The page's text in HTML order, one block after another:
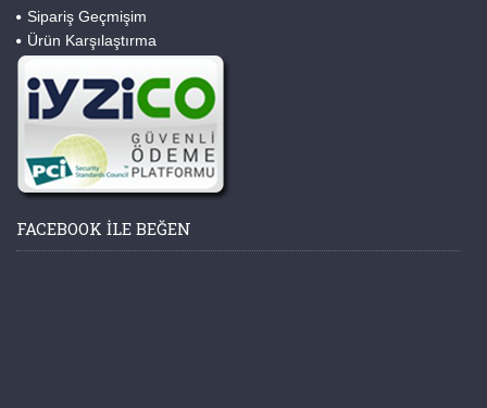
Sipariş Geçmişim
Ürün Karşılaştırma
FACEBOOK ILE BEĞEN